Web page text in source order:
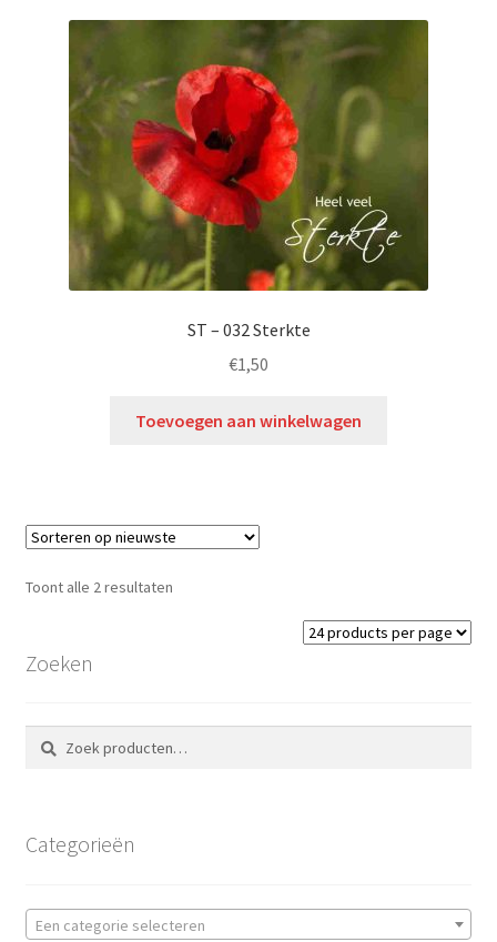
ST – 032 Sterkte
€1,50
Toevoegen aan winkelwagen
Toont alle 2 resultaten
Zoeken
Zoeken
naar:
Zoeken
Categorieën
Een categorie selecteren